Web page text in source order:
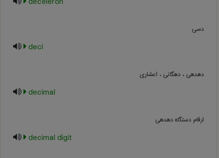
دسی
deci
دهدهی ، دهگانی ، اعشاری
decimal
ارقام دستگاه دهدهی
decimal digit